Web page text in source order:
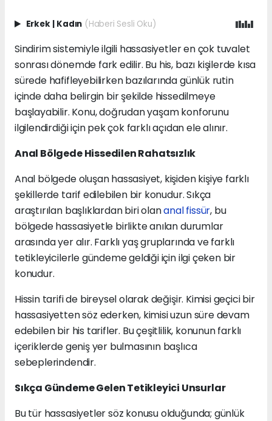
Erkek | Kadın (Haberi Sesli Oku)
Sindirim sistemiyle ilgili hassasiyetler en çok tuvalet
sonrası dönemde fark edilir. Bu his, bazı kişilerde kısa
sürede hafifleyebilirken bazılarında günlük rutin
içinde daha belirgin bir şekilde hissedilmeye
başlayabilir. Konu, doğrudan yaşam konforunu
ilgilendirdiği için pek çok farklı açıdan ele alınır.
Anal Bölgede Hissedilen Rahatsızlık
Anal bölgede oluşan hassasiyet, kişiden kişiye farklı
şekillerde tarif edilebilen bir konudur. Sıkça
araştırılan başlıklardan biri olananal fissür, bu
bölgede hassasiyetle birlikte anılan durumlar
arasında yer alır. Farklı yaş gruplarında ve farklı
tetikleyicilerle gündeme geldiği için ilgi çeken bir
konudur.
Hissin tarifi de bireysel olarak değişir. Kimisi geçici bir
hassasiyetten söz ederken, kimisi uzun süre devam
edebilen bir his tarifler. Bu çeşitlilik, konunun farklı
içeriklerde geniş yer bulmasının başlıca
sebeplerindendir.
Sıkça Gündeme Gelen Tetikleyici Unsurlar
Bu tür hassasiyetler söz konusu olduğunda; günlük